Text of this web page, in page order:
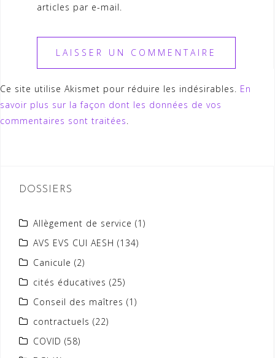
articles par e-mail.
Ce site utilise Akismet pour réduire les indésirables. En
savoir plus sur la façon dont les données de vos
commentaires sont traitées
DOSSIERS
Allègement de service (1)
AVS EVS CUI AESH (134)
Canicule (2)
cités éducatives (25)
Conseil des maîtres (1)
contractuels (22)
COVID (58)